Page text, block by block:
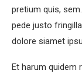
pretium quis,
pede justo
dolore siamet
Et harum quidem